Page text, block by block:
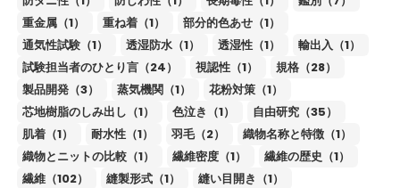
重金属（1）
重ね着（1）
部分的色あせ（1）
通気性試験（1）
透湿防水（1） 透湿性（1）
輸出入（1）
試験担当者のひとり言（24）
視認性（1）
規格（28）
製品開発（3）
蒸気機関（1）
花粉対策（1）
芯地樹脂のしみ出し（1）
色泣き（1）
自由研究（35）
肌着（1）
耐水性（1） 羽毛（2）
織物名称と特徴（1）
織物とニットの比較（1）
繊維密度（1）
繊維の歴史（1）
繊維（102）
縫製形式（1）
縫い目開き（1）